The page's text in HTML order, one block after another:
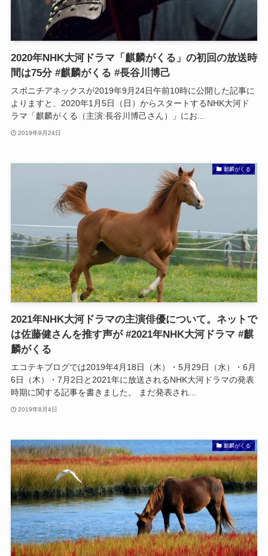
2020年NHK大河ドラマ「麒麟がくる」の初回の放送時
間は75分 #麒麟がくる #長谷川博己
スポニチアネックスが2019年9月24日午前10時に公開した記事に
よりますと、2020年1月5日（日）からスタートするNHK大河ド
ラマ「麒麟がくる（主演:長谷川博己さん）」にお...
2019年9月24日
麒麟がくる
2021年NHK大河ドラマの主演俳優について。ネットで
は佐藤健さんを推す声が #2021年NHK大河ドラマ #麒
麟がくる
エコテキブログでは2019年4月18日（木）・5月29日（水）・6月
6日（木）・7月2日と2021年に放送されるNHK大河ドラマの発表
時期に関する記事を書きました。 まだ発表され...
2019年8月4日
麒麟がくる